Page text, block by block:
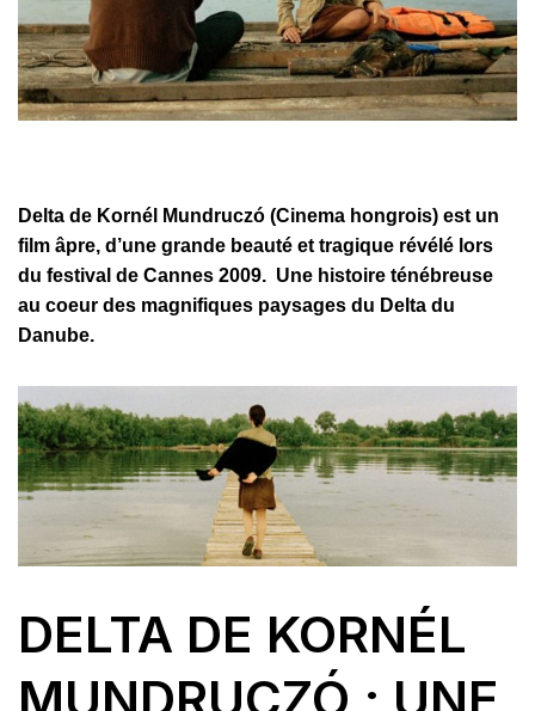
Delta de Kornél Mundruczó (Cinema hongrois) est un
film âpre, d’une grande beauté et tragique révélé lors
du festival de Cannes 2009. Une histoire ténébreuse
au coeur des magnifiques paysages du Delta du
Danube.
DELTA DE KORNÉL